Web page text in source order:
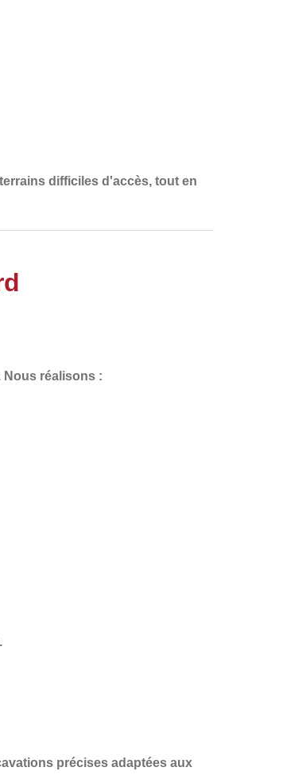
difficiles d'accès, tout en
réalisons :
précises adaptées aux